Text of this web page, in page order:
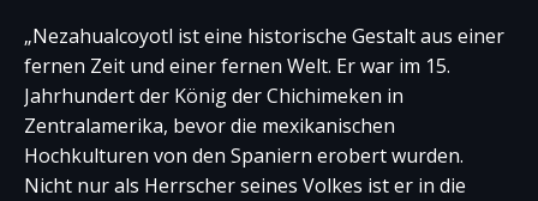
„Nezahualcoyotl ist eine historische Gestalt aus einer
fernen Zeit und einer fernen Welt. Er war im 15.
Jahrhundert der König der Chichimeken in
Zentralamerika, bevor die mexikanischen
Hochkulturen von den Spaniern erobert wurden.
Nicht nur als Herrscher seines Volkes ist er in die